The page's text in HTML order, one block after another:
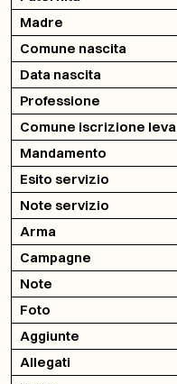
Madre
Comune nascita
Data nascita
Professione
Comune iscrizione leva
Mandamento
Esito servizio
Note servizio
Arma
Campagne
Note
Foto
Aggiunte
Allegati